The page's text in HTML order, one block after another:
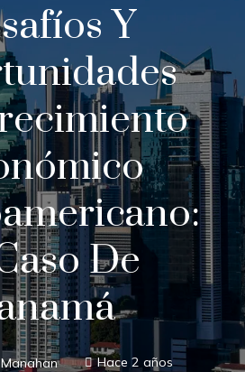
Y
De
Hace 2 años